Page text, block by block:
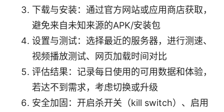
下载与安装：通过官方网站或应用商店获取，
避免来自未知来源的APK/安装包
设置与测试：选择最近的服务器，进行测速、
视频播放测试、网页加载时间对比
评估结果：记录每日使用的可用数据和体验，
若达不到需求，考虑切换或升级
安全加固：开启杀开关（kill switch）、启用